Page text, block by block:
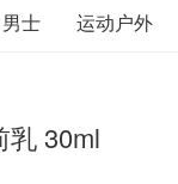
男士 运动户外
乳 30ml